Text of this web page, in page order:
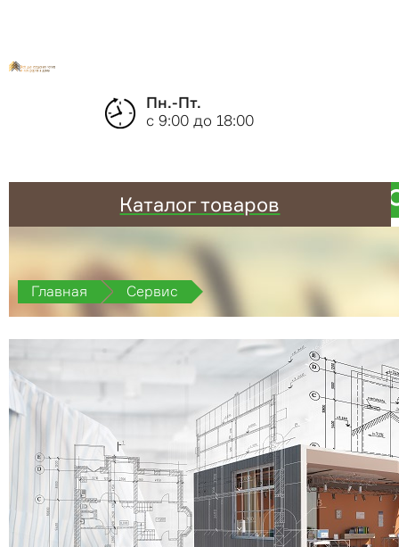
Пн.-Пт.
с 9:00 до 18:00
Каталог товаров
Главная Сервис